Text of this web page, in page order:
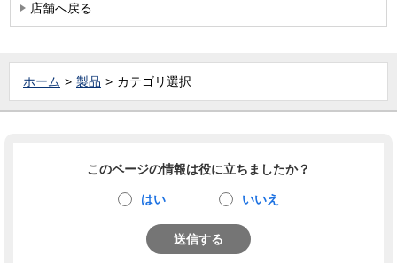
店舗へ戻る
ホーム 製品 カテゴリ選択
このページの情報は役に立ちましたか？
はい いいえ
送信する